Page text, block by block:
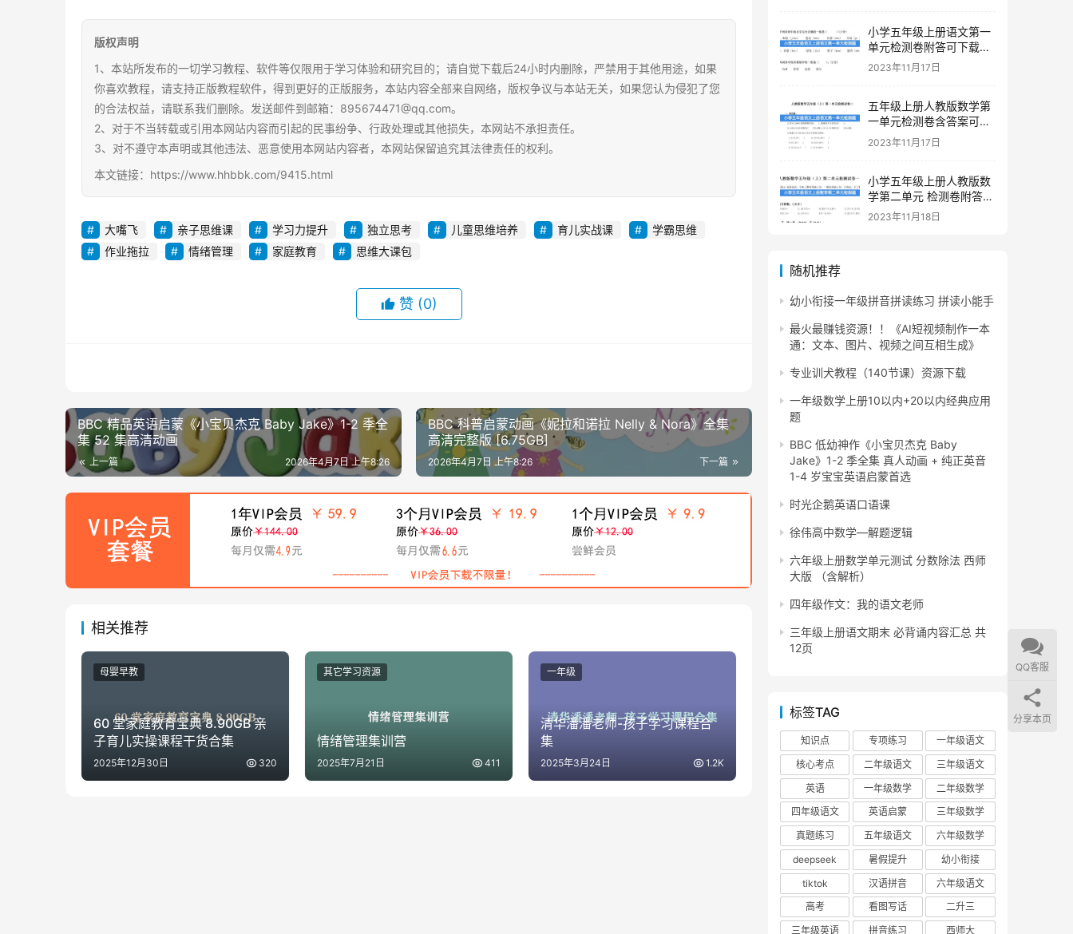
版权声明
1、本站所发布的一切学习教程、软件等仅限用于学习体验和研究目的；请自觉下载后24小时内删除，严禁用于其他用途，如果
你喜欢教程，请支持正版教程软件，得到更好的正版服务，本站内容全部来自网络，版权争议与本站无关，如果您认为侵犯了您
的合法权益，请联系我们删除。发送邮件到邮箱：895674471@qq.com。
2、对于不当转载或引用本网站内容而引起的民事纷争、行政处理或其他损失，本网站不承担责任。
3、对不遵守本声明或其他违法、恶意使用本网站内容者，本网站保留追究其法律责任的权利。
本文链接：https://www.hhbbk.com/9415.html
大嘴飞 亲子思维课 学习力提升 独立思考 儿童思维培养 育儿实战课
学霸思维
作业拖拉
情绪管理 家庭教育 思维大课包
赞 (0)
BBC 精品英语启蒙《小宝贝杰克 Baby Jake》1-2 季全
集 52 集高清动画
上一篇 2026年4月7日 上午8:26
BBC 科普启蒙动画《妮拉和诺拉 Nelly & Nora》全集
高清完整版 [6.75GB]
下一篇
2026年4月7日 上午8:26
相关推荐
60 堂家庭教育宝典 8.90GB 亲
子育儿实操课程干货合集
2025年12月30日 320
母婴早教
情绪管理集训营
2025年7月21日 411
其它学习资源
清华潘潘老师-孩子学习课程合
集
2025年3月24日 1.2K
一年级
小学五年级上册语文第一
单元检测卷附答可下载打
印
2023年11月17日
五年级上册人教版数学第
一单元检测卷含答案可下
载打印
2023年11月17日
小学五年级上册人教版数
学第二单元 检测卷附答案
下载
2023年11月18日
随机推荐
幼小衔接一年级拼音拼读练习 拼读小能手
最火最赚钱资源！！《AI短视频制作一本
通：文本、图片、视频之间互相生成》
专业训犬教程（140节课）资源下载
一年级数学上册10以内+20以内经典应用
题
BBC 低幼神作《小宝贝杰克 Baby
Jake》1-2 季全集 真人动画 + 纯正英音
1-4 岁宝宝英语启蒙首选
时光企鹅英语口语课
徐伟高中数学—解题逻辑
六年级上册数学单元测试 分数除法 西师
大版 （含解析）
四年级作文：我的语文老师
三年级上册语文期末 必背诵内容汇总 共
12页
标签TAG
知识点 专项练习
一年级语文
核心考点
二年级语文
三年级语文
英语
一年级数学
二年级数学
四年级语文
英语启蒙
三年级数学
真题练习
五年级语文
六年级数学
deepseek
暑假提升
幼小衔接
tiktok
汉语拼音
六年级语文
高考
看图写话
二升三
三年级英语
拼音练习 西师大
QQ客服
分享本页